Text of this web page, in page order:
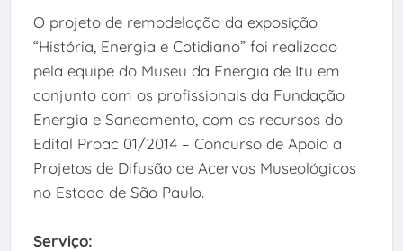
O projeto de remodelação da exposição
“História, Energia e Cotidiano” foi realizado
pela equipe do Museu da Energia de Itu em
conjunto com os profissionais da Fundação
Energia e Saneamento, com os recursos do
Edital Proac 01/2014 – Concurso de Apoio a
Projetos de Difusão de Acervos Museológicos
no Estado de São Paulo.
Serviço: